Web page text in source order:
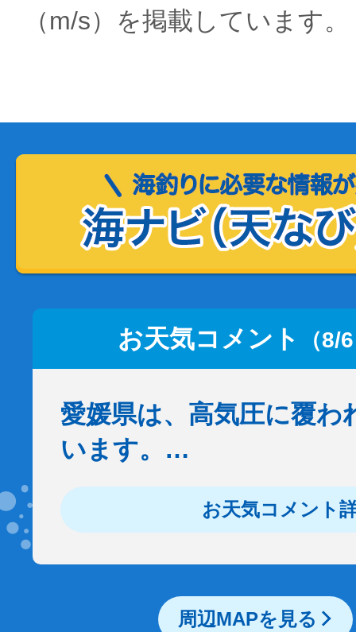
（m/s）を掲載しています。
お天気コメント （8/
愛媛県は、高気圧に覆わ
います。…
お天気コメント
周辺MAPを見る